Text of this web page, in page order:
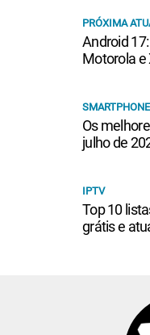
PRÓXIMA
Android
Motorola e
Os
julho de
IPTV
Top 10
grátis e